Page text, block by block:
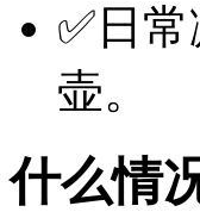
✅日
壶。
什么情